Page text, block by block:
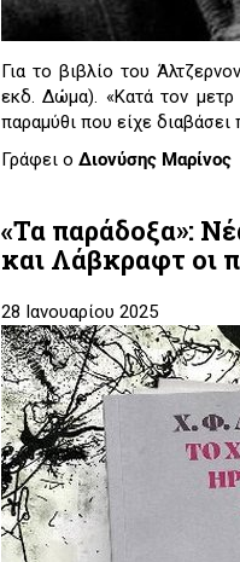
Για το βιβλίο του
εκδ. Δώμα). «Κατά τον μετρ
παραμύθι που είχε διαβάσει
Γράφει ο Διονύσης Μαρίνος
«Τα παράδοξα»:
και Λάβκραφτ οι
28 Ιανουαρίου 2025